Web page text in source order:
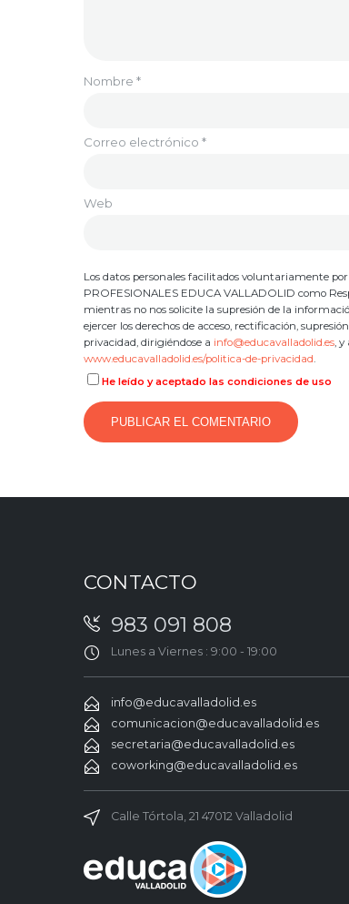
Nombre *
Correo electrónico *
Web
Los datos personales facilitados voluntariamente
PROFESIONALES EDUCA VALLADOLID como
mientras no nos solicite la supresión de la
ejercer los derechos de acceso, rectificación,
privacidad, dirigiéndose a info@educavalladolid.es ,
www.educavalladolid.es/politica-de-privacidad
He leído y aceptado las condiciones de uso
CONTACTO
983 091 808
Lunes a Viernes : 9:00 - 19:00
info@educavalladolid.es
comunicacion@educavalladolid.es
secretaria@educavalladolid.es
coworking@educavalladolid.es
Calle Tórtola, 21 47012 Valladolid